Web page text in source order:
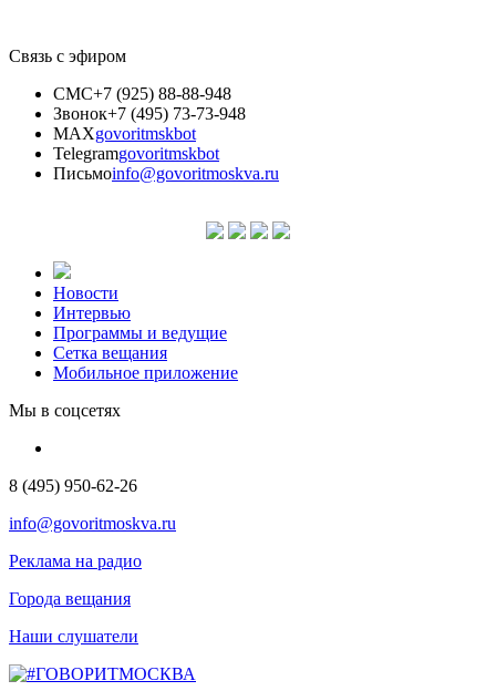
Связь с эфиром
СМС+7 (925) 88-88-948
Звонок+7 (495) 73-73-948
MAXgovoritmskbot
Telegramgovoritmskbot
Письмоinfo@govoritmoskva.ru
Новости
Интервью
Программы и ведущие
Сетка вещания
Мобильное приложение
Мы в соцсетях
8 (495) 950-62-26
info@govoritmoskva.ru
Реклама на радио
Города вещания
Наши слушатели